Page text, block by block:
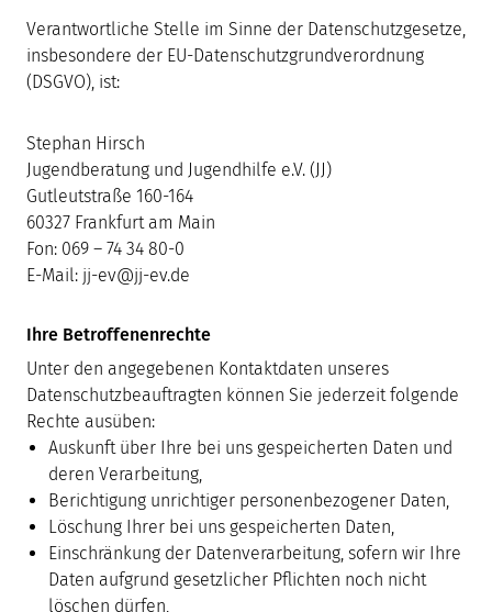
Verantwortliche Stelle im Sinne der Datenschutzgesetze,
insbesondere der EU-Datenschutzgrundverordnung
(DSGVO), ist:
Stephan Hirsch
Jugendberatung und Jugendhilfe e.V. (JJ)
Gutleutstraße 160-164
60327 Frankfurt am Main
Fon: 069 – 74 34 80-0
E-Mail: jj-ev@jj-ev.de
Ihre Betroffenenrechte
Unter den angegebenen Kontaktdaten unseres
Datenschutzbeauftragten können Sie jederzeit folgende
Rechte ausüben:
Auskunft über Ihre bei uns gespeicherten Daten und
deren Verarbeitung,
Berichtigung unrichtiger personenbezogener Daten,
Löschung Ihrer bei uns gespeicherten Daten,
Einschränkung der Datenverarbeitung, sofern wir Ihre
Daten aufgrund gesetzlicher Pflichten noch nicht
löschen dürfen,